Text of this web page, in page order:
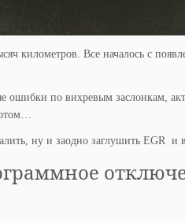
километров. Все началось с
ошибки по вихревым заслонкам,
ну и заодно заглушить EGR и